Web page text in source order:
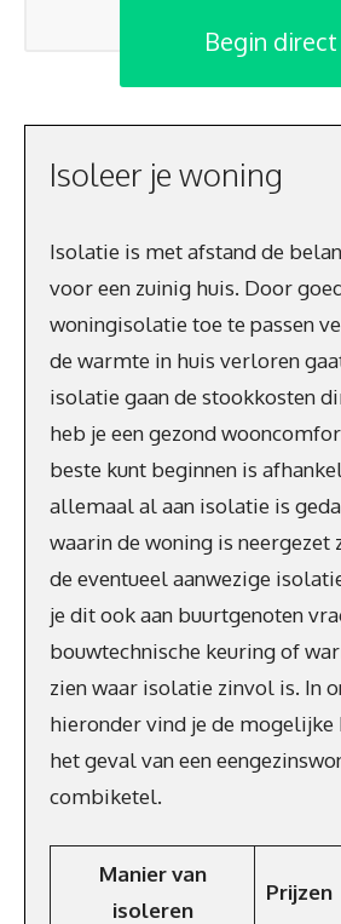
Begin direct
Isoleer je woning
Isolatie is met afstand de
voor een zuinig huis. Door
woningisolatie toe te passen
de warmte in huis verloren
isolatie gaan de stookkosten
heb je een gezond
beste kunt beginnen is
allemaal al aan isolatie is
waarin de woning is neergezet
de eventueel aanwezige
je dit ook aan buurtgenoten
bouwtechnische keuring of
zien waar isolatie zinvol is. In
hieronder vind je de mogelijke
het geval van een
combiketel.
Manier van
isoleren
Prijzen